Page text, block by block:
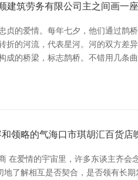
建筑劳务有限公司主之间画一
的爱情。每年七夕，他们通过鹊
折的河流，代表星河。河的双方差
成的桥梁，标志鹊桥。不错用几条
领略的气海口市琪胡汇百货店
在爱情的宇宙里，许多东谈主齐
地了解相互是否契合，是否领有